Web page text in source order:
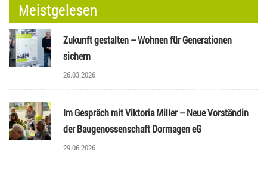
Meistgelesen
Zukunft gestalten – Wohnen für Generationen
sichern
26.03.2026
Im Gespräch mit Viktoria Miller – Neue Vorständin
der Baugenossenschaft Dormagen eG
29.06.2026